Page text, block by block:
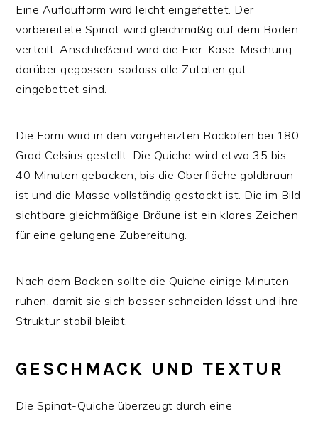
Eine Auflaufform wird leicht eingefettet. Der
vorbereitete Spinat wird gleichmäßig auf dem Boden
verteilt. Anschließend wird die Eier-Käse-Mischung
darüber gegossen, sodass alle Zutaten gut
eingebettet sind.
Die Form wird in den vorgeheizten Backofen bei 180
Grad Celsius gestellt. Die Quiche wird etwa 35 bis
40 Minuten gebacken, bis die Oberfläche goldbraun
ist und die Masse vollständig gestockt ist. Die im Bild
sichtbare gleichmäßige Bräune ist ein klares Zeichen
für eine gelungene Zubereitung.
Nach dem Backen sollte die Quiche einige Minuten
ruhen, damit sie sich besser schneiden lässt und ihre
Struktur stabil bleibt.
GESCHMACK UND TEXTUR
Die Spinat-Quiche überzeugt durch eine